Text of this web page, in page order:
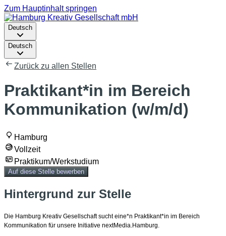
Zum Hauptinhalt springen
Deutsch
Deutsch
Zurück zu allen Stellen
Praktikant*in im Bereich
Kommunikation (w/m/d)
Hamburg
Vollzeit
Praktikum/Werkstudium
Auf diese Stelle bewerben
Hintergrund zur Stelle
Die Hamburg Kreativ Gesellschaft sucht eine*n Praktikant*in im Bereich
Kommunikation für unsere Initiative nextMedia.Hamburg.